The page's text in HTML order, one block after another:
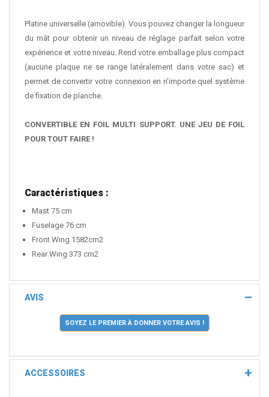
Platine universelle (amovible). Vous pouvez changer la longueur
du mât pour obtenir un niveau de réglage parfait selon votre
expérience et votre niveau. Rend votre emballage plus compact
(aucune plaque ne se range latéralement dans votre sac) et
permet de convertir votre connexion en n’importe quel système
de fixation de planche.
CONVERTIBLE EN FOIL MULTI SUPPORT. UNE JEU DE FOIL
POUR TOUT FAIRE !
Caractéristiques :
Mast 75 cm
Fuselage 76 cm
Front Wing 1582cm2
Rear Wing 373 cm2
AVIS
SOYEZ LE PREMIER À DONNER VOTRE AVIS !
ACCESSOIRES